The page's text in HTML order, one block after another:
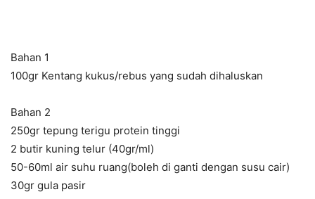
Bahan 1
100gr Kentang kukus/rebus yang sudah dihaluskan
Bahan 2
250gr tepung terigu protein tinggi
2 butir kuning telur (40gr/ml)
50-60ml air suhu ruang(boleh di ganti dengan susu cair)
30gr gula pasir